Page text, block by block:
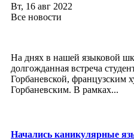
Вт, 16 авг 2022
Все новости
На днях в нашей языковой
долгожданная встреча
Горбаневской, французским
Горбаневским. В рамках...
Начались каникулярные